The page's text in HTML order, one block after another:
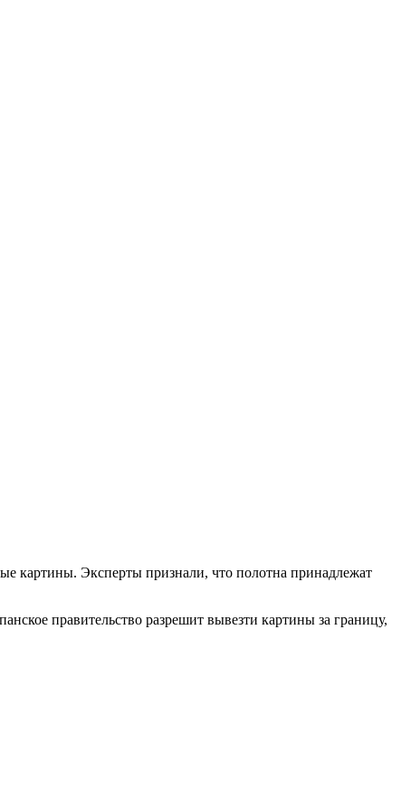
картины. Эксперты признали, что полотна принадлежат
правительство разрешит вывезти картины за границу,